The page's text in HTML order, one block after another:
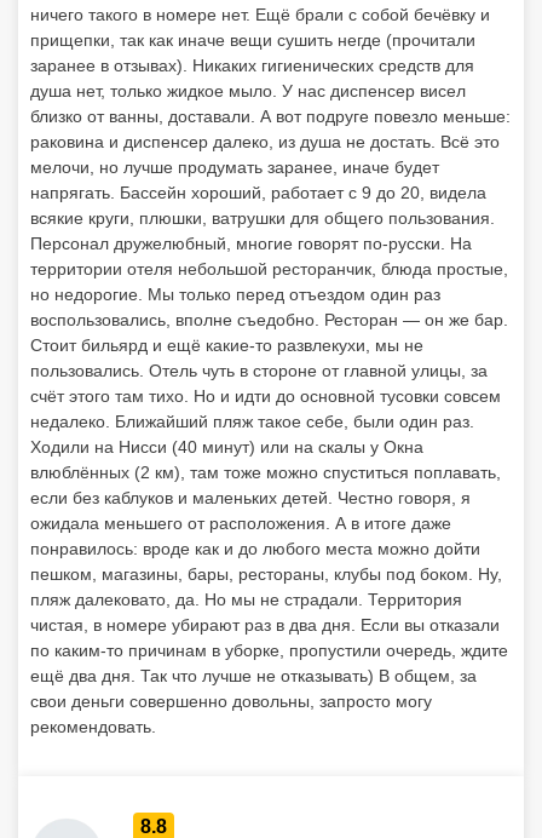
ничего такого в номере нет. Ещё брали с собой бечёвку и
прищепки, так как иначе вещи сушить негде (прочитали
заранее в отзывах). Никаких гигиенических средств для
душа нет, только жидкое мыло. У нас диспенсер висел
близко от ванны, доставали. А вот подруге повезло меньше:
раковина и диспенсер далеко, из душа не достать. Всё это
мелочи, но лучше продумать заранее, иначе будет
напрягать. Бассейн хороший, работает с 9 до 20, видела
всякие круги, плюшки, ватрушки для общего пользования.
Персонал дружелюбный, многие говорят по-русски. На
территории отеля небольшой ресторанчик, блюда простые,
но недорогие. Мы только перед отъездом один раз
воспользовались, вполне съедобно. Ресторан — он же бар.
Стоит бильярд и ещё какие-то развлекухи, мы не
пользовались. Отель чуть в стороне от главной улицы, за
счёт этого там тихо. Но и идти до основной тусовки совсем
недалеко. Ближайший пляж такое себе, были один раз.
Ходили на Нисси (40 минут) или на скалы у Окна
влюблённых (2 км), там тоже можно спуститься поплавать,
если без каблуков и маленьких детей. Честно говоря, я
ожидала меньшего от расположения. А в итоге даже
понравилось: вроде как и до любого места можно дойти
пешком, магазины, бары, рестораны, клубы под боком. Ну,
пляж далековато, да. Но мы не страдали. Территория
чистая, в номере убирают раз в два дня. Если вы отказали
по каким-то причинам в уборке, пропустили очередь, ждите
ещё два дня. Так что лучше не отказывать) В общем, за
свои деньги совершенно довольны, запросто могу
рекомендовать.
8.8